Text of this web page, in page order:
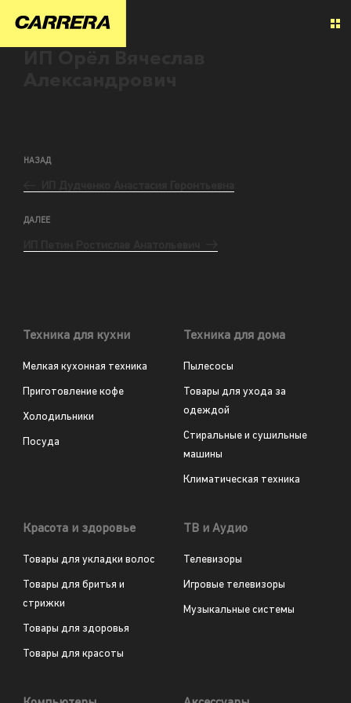
НАЗАД
ДАЛЕЕ
Техника для кухни
Мелкая кухонная техника
Приготовление кофе
Холодильники
Посуда
Техника для дома
Пылесосы
Товары для ухода за
одеждой
Стиральные и сушильные
машины
Климатическая техника
Красота и здоровье
Товары для укладки волос
Товары для бритья и
стрижки
Товары для здоровья
Товары для красоты
ТВ и Аудио
Телевизоры
Игровые телевизоры
Музыкальные системы